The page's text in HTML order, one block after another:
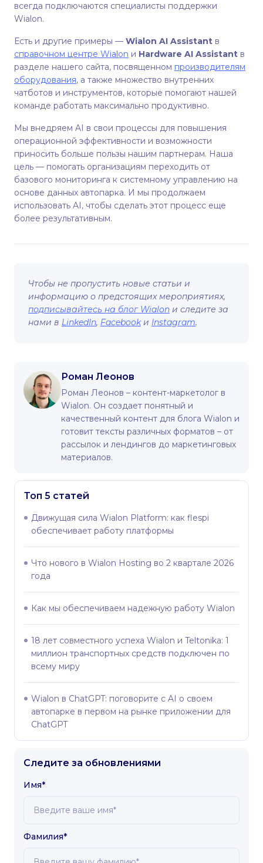
всегда подключаются специалисты поддержки
Wialon.
Есть и другие примеры — Wialon AI Assistant в
справочном центре Wialon и Hardware AI Assistant в
разделе нашего сайта, посвященном производителям
оборудования, а также множество внутренних
чатботов и инструментов, которые помогают нашей
команде работать максимально продуктивно.
Мы внедряем AI в свои процессы для повышения
операционной эффективности и возможности
приносить больше пользы нашим партнерам. Наша
цель — помогать организациям переходить от
базового мониторинга к системному управлению на
основе данных автопарка. И мы продолжаем
использовать AI, чтобы сделать этот процесс еще
более результативным.
Чтобы не пропустить новые статьи и
информацию о предстоящих мероприятиях,
подписывайтесь на блог Wialon и следите за
нами в LinkedIn, Facebookи Instagram.
Роман Леонов
Роман Леонов – контент-маркетолог в
Wialon. Он создает понятный и
качественный контент для блога Wialon и
готовит тексты различных форматов – от
рассылок и лендингов до маркетинговых
материалов.
Топ 5 статей
Движущая сила Wialon Platform: как flespi
обеспечивает работу платформы
Что нового в Wialon Hosting во 2 квартале 2026
года
Как мы обеспечиваем надежную работу Wialon
18 лет совместного успеха Wialon и Teltonika: 1
миллион транспортных средств подключен по
всему миру
Wialon в ChatGPT: поговорите с AI о своем
автопарке в первом на рынке приложении для
ChatGPT
Следите за обновлениями
Имя*
Фамилия*